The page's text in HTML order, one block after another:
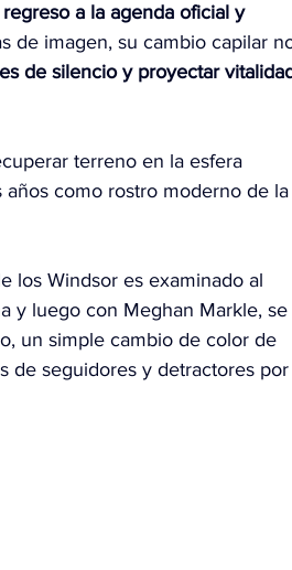
a la agenda oficial y
de imagen, su cambio capilar
de silencio y proyectar
terreno en la esfera
años como rostro moderno de
los Windsor es examinado al
y luego con Meghan Markle, se
un simple cambio de color de
de seguidores y detractores